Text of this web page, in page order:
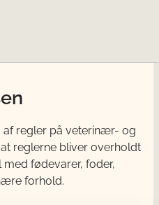
af regler på veterinær- og
reglerne bliver overholdt
fødevarer, foder,
forhold.